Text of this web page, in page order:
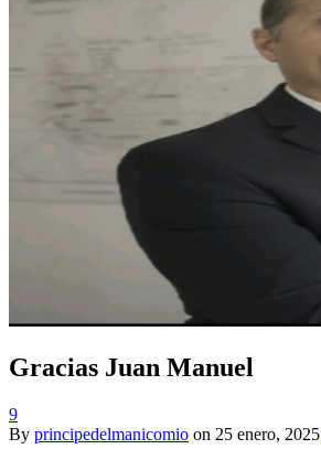
Gracias Juan Manuel
9
By principedelmanicomio on 25 enero, 2025